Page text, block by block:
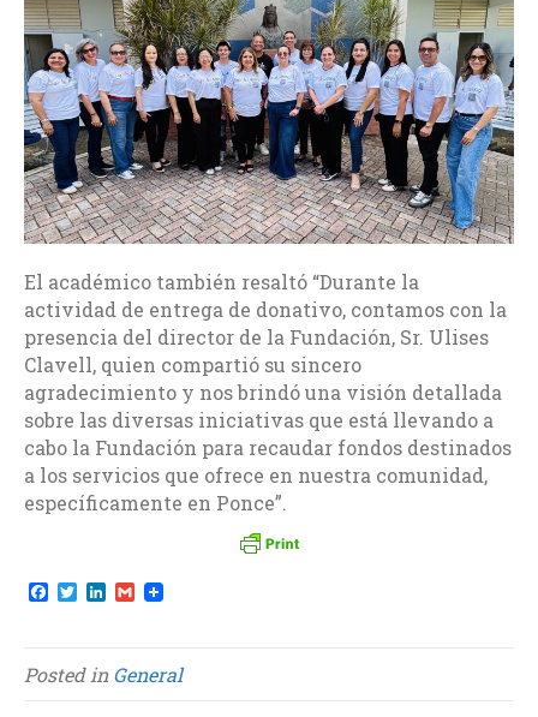
El académico también resaltó “Durante la
actividad de entrega de donativo, contamos con la
presencia del director de la Fundación, Sr. Ulises
Clavell, quien compartió su sincero
agradecimiento y nos brindó una visión detallada
sobre las diversas iniciativas que está llevando a
cabo la Fundación para recaudar fondos destinados
a los servicios que ofrece en nuestra comunidad,
específicamente en Ponce”.
F
e
b
o
o
T
t
t
e
r
L
k
e
d
I
G
i
l
Posted inGeneral